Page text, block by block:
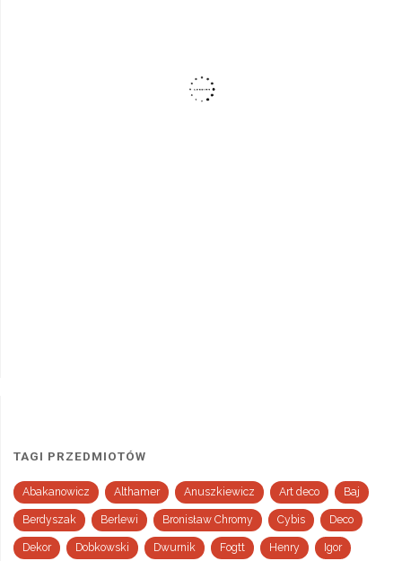
TAGI PRZEDMIOTÓW
Abakanowicz Althamer Anuszkiewicz Art deco Baj
Berdyszak Berlewi Bronisław Chromy Cybis Deco
Dekor Dobkowski Dwurnik Fogtt Henry Igor